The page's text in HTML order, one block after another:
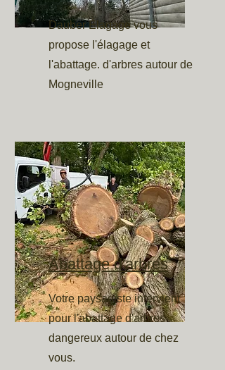
Dauber Élagage vous
propose l'élagage et
l'abattage. d'arbres autour de
Mogneville
Abattage d'arbres
Votre paysagiste intervient
pour l'abattage d'arbres
dangereux autour de chez
vous.